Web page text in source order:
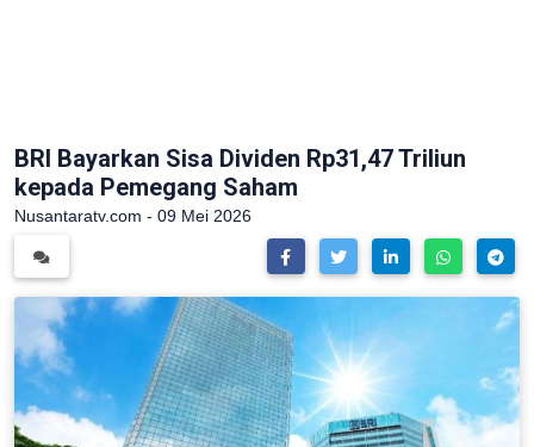
BRI Bayarkan Sisa Dividen Rp31,47 Triliun
kepada Pemegang Saham
Nusantaratv.com - 09 Mei 2026